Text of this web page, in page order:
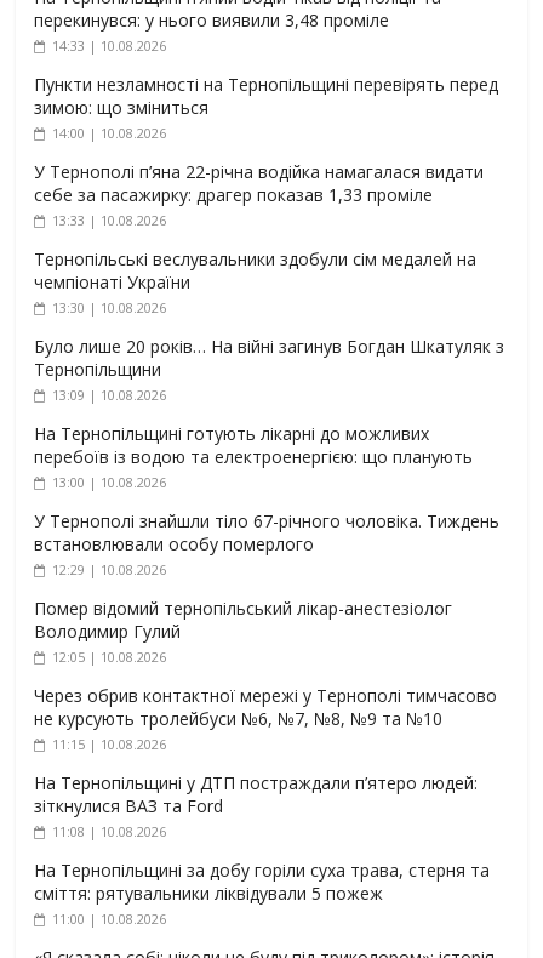
перекинувся: у нього виявили 3,48 проміле
14:33 | 10.08.2026
Пункти незламності на Тернопільщині перевірять перед
зимою: що зміниться
14:00 | 10.08.2026
У Тернополі п’яна 22-річна водійка намагалася видати
себе за пасажирку: драгер показав 1,33 проміле
13:33 | 10.08.2026
Тернопільські веслувальники здобули сім медалей на
чемпіонаті України
13:30 | 10.08.2026
Було лише 20 років… На війні загинув Богдан Шкатуляк з
Тернопільщини
13:09 | 10.08.2026
На Тернопільщині готують лікарні до можливих
перебоїв із водою та електроенергією: що планують
13:00 | 10.08.2026
У Тернополі знайшли тіло 67-річного чоловіка. Тиждень
встановлювали особу померлого
12:29 | 10.08.2026
Помер відомий тернопільський лікар-анестезіолог
Володимир Гулий
12:05 | 10.08.2026
Через обрив контактної мережі у Тернополі тимчасово
не курсують тролейбуси №6, №7, №8, №9 та №10
11:15 | 10.08.2026
На Тернопільщині у ДТП постраждали п’ятеро людей:
зіткнулися ВАЗ та Ford
11:08 | 10.08.2026
На Тернопільщині за добу горіли суха трава, стерня та
сміття: рятувальники ліквідували 5 пожеж
11:00 | 10.08.2026